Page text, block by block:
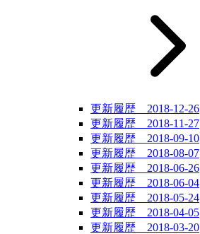
更新履歴 2018-12-26
更新履歴 2018-11-27
更新履歴 2018-09-10
更新履歴 2018-08-07
更新履歴 2018-06-26
更新履歴 2018-06-04
更新履歴 2018-05-24
更新履歴 2018-04-05
更新履歴 2018-03-20